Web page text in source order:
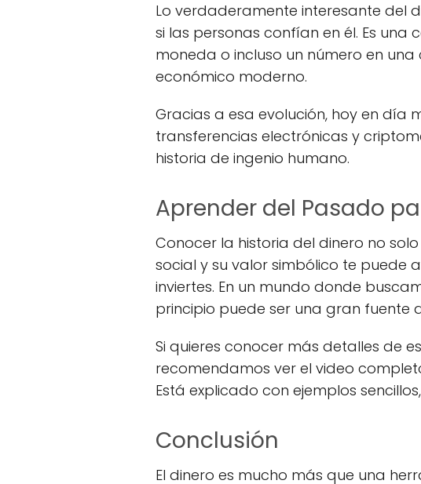
Lo verdaderamente interesante del
si las personas confían en él. Es
moneda o incluso un número en
económico moderno.
Gracias a esa evolución, hoy en día
transferencias electrónicas y
historia de ingenio humano.
Aprender del Pasado
Conocer la historia del dinero no
social y su valor simbólico te puede
inviertes. En un mundo donde
principio puede ser una gran fuente
Si quieres conocer más detalles de
recomendamos ver el video
Está explicado con ejemplos
Conclusión
El dinero es mucho más que una